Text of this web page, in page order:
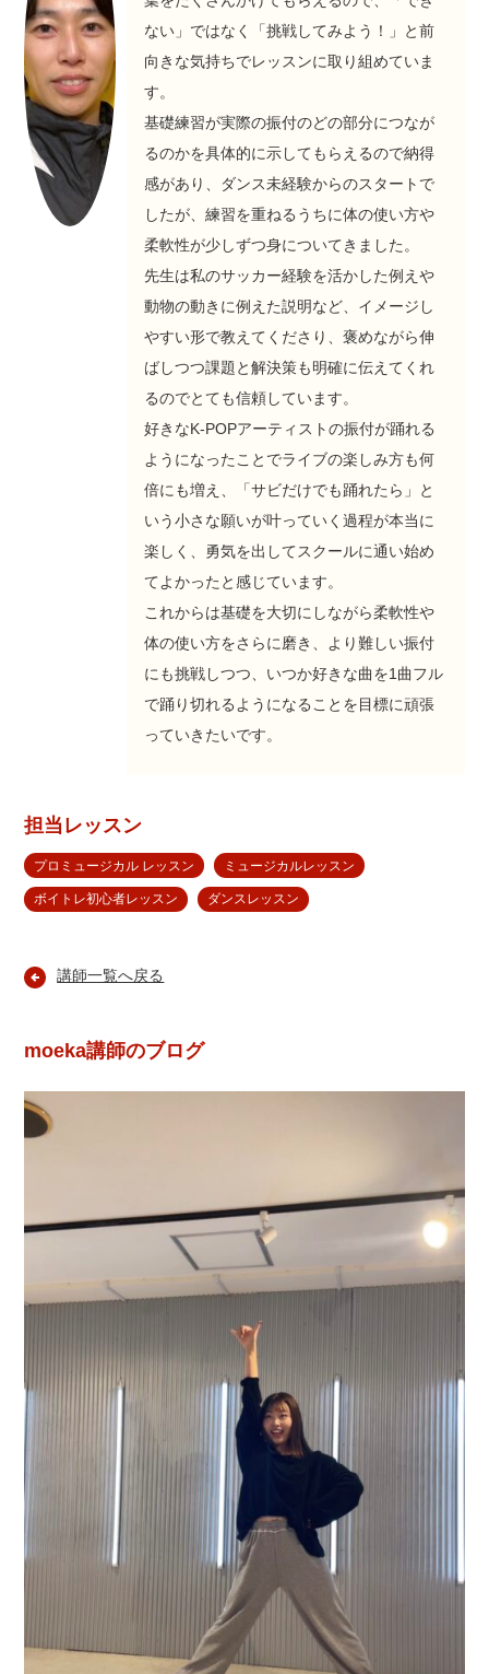
ない」ではなく「挑戦してみよう！」と前
向きな気持ちでレッスンに取り組めていま
す。
基礎練習が実際の振付のどの部分につなが
るのかを具体的に示してもらえるので納得
感があり、ダンス未経験からのスタートで
したが、練習を重ねるうちに体の使い方や
柔軟性が少しずつ身についてきました。
先生は私のサッカー経験を活かした例えや
動物の動きに例えた説明など、イメージし
やすい形で教えてくださり、褒めながら伸
ばしつつ課題と解決策も明確に伝えてくれ
るのでとても信頼しています。
好きなK-POPアーティストの振付が踊れる
ようになったことでライブの楽しみ方も何
倍にも増え、「サビだけでも踊れたら」と
いう小さな願いが叶っていく過程が本当に
楽しく、勇気を出してスクールに通い始め
てよかったと感じています。
これからは基礎を大切にしながら柔軟性や
体の使い方をさらに磨き、より難しい振付
にも挑戦しつつ、いつか好きな曲を1曲フル
で踊り切れるようになることを目標に頑張
っていきたいです。
担当レッスン
プロミュージカル レッスン ミュージカルレッスン
ボイトレ初心者レッスン ダンスレッスン
講師一覧へ戻る
moeka講師のブログ